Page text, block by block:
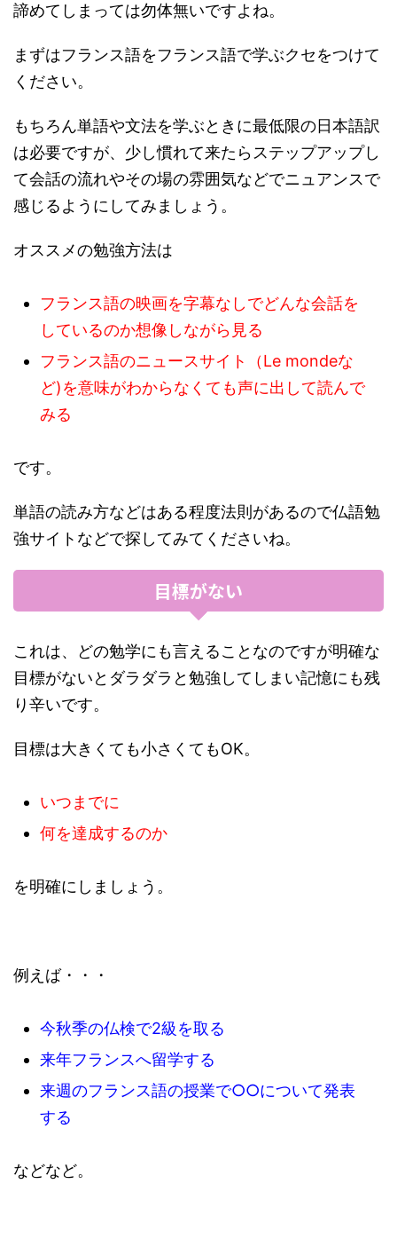
諦めてしまっては勿体無いですよね。
まずはフランス語をフランス語で学ぶクセをつけて
ください。
もちろん単語や文法を学ぶときに最低限の日本語訳
は必要ですが、少し慣れて来たらステップアップし
て会話の流れやその場の雰囲気などでニュアンスで
感じるようにしてみましょう。
オススメの勉強方法は
フランス語の映画を字幕なしでどんな会話を
しているのか想像しながら見る
フランス語のニュースサイト（Le mondeな
ど)を意味がわからなくても声に出して読んで
みる
です。
単語の読み方などはある程度法則があるので仏語勉
強サイトなどで探してみてくださいね。
目標がない
これは、どの勉学にも言えることなのですが明確な
目標がないとダラダラと勉強してしまい記憶にも残
り辛いです。
目標は大きくても小さくてもOK。
いつまでに
何を達成するのか
を明確にしましょう。
例えば・・・
今秋季の仏検で2級を取る
来年フランスへ留学する
来週のフランス語の授業で○○について発表
する
などなど。